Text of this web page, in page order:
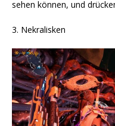
sehen können, und
3. Nekralisken